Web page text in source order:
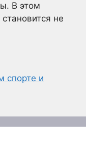
В этом
не
спорте и